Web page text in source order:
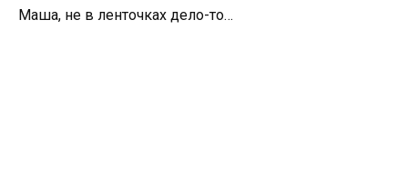
Маша, не в ленточках дело-то…